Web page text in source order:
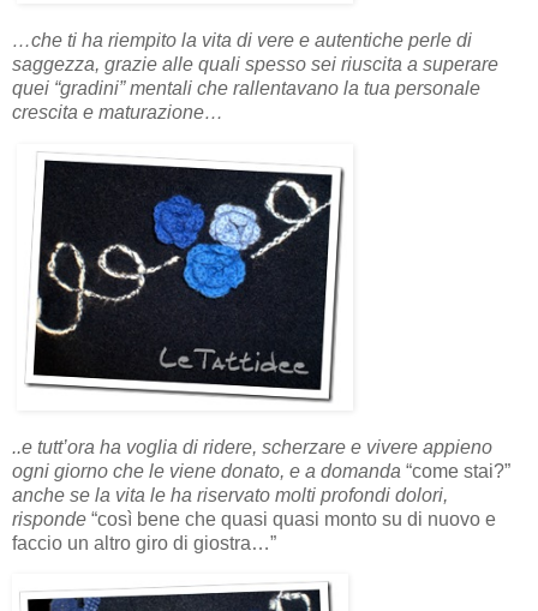
…che ti ha riempito la vita di vere e autentiche perle di
saggezza, grazie alle quali spesso sei riuscita a superare
quei “gradini” mentali che rallentavano la tua personale
crescita e maturazione…
..e tutt’ora ha voglia di ridere, scherzare e vivere appieno
ogni giorno che le viene donato, e a domanda “come stai?”
anche se la vita le ha riservato molti profondi dolori,
risponde “così bene che quasi quasi monto su di nuovo e
faccio un altro giro di giostra…”